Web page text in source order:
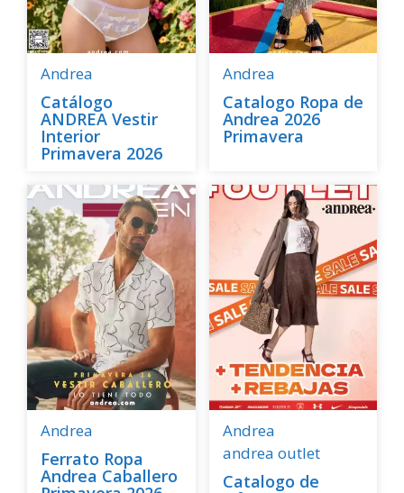
Andrea
Catálogo
ANDREA Vestir
Interior
Primavera 2026
Andrea
Catalogo Ropa de
Andrea 2026
Primavera
Andrea
Ferrato Ropa
Andrea Caballero
Andrea
andrea outlet
Catalogo de